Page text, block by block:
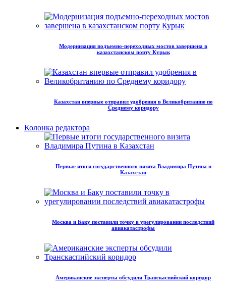
Модернизация подъемно-переходных мостов завершена в
казахстанском порту Курык
Казахстан впервые отправил удобрения в Великобританию по
Среднему коридору
Колонка редактора
Первые итоги государственного визита Владимира Путина в
Казахстан
Москва и Баку поставили точку в урегулировании последствий
авиакатастрофы
Американские эксперты обсудили Транскаспийский коридор